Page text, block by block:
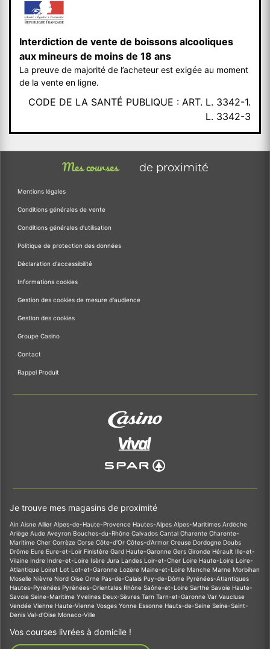
Interdiction de vente de boissons alcooliques
aux mineurs de moins de 18 ans
La preuve de majorité de l’acheteur est exigée au moment
de la vente en ligne.
CODE DE LA SANTÉ PUBLIQUE : ART. L. 3342-1.
L. 3342-3
Mes courses de proximité
Mentions légales
Conditions générales de vente
Conditions générales d'utilisation
Politique de protection des données
Déclaration d'accessibilité
Informations cookies
Gestion des cookies de mesure d'audience
Gestion des cookies
Groupe Casino
Contact
Rappel Produit
Je trouve mes magasins de proximité
Ain Aisne Allier Alpes-de-Haute-Provence Hautes-Alpes Alpes-Maritimes Ardèche
Ariège Aude Aveyron Bouches-du-Rhône Calvados Cantal Charente Charente-
Maritime Cher Corrèze Corse Côte-d'Or Côtes-d'Armor Creuse Dordogne Doubs
Drôme Eure Eure-et-Loir Finistère Gard Haute-Garonne Gers Gironde Hérault Ille-et-
Vilaine Indre Indre-et-Loire Isère Jura Landes Loir-et-Cher Loire Haute-Loire Loire-
Atlantique Loiret Lot Lot-et-Garonne Lozère Maine-et-Loire Manche Marne Morbihan
Moselle Nièvre Nord Oise Orne Pas-de-Calais Puy-de-Dôme Pyrénées-Atlantiques
Hautes-Pyrénées Pyrénées-Orientales Rhône Saône-et-Loire Sarthe Savoie Haute-
Savoie Seine-Maritime Yvelines Deux-Sèvres Tarn Tarn-et-Garonne Var Vaucluse
Vendée Vienne Haute-Vienne Vosges Yonne Essonne Hauts-de-Seine Seine-Saint-
Denis Val-d'Oise Monaco-Ville
Vos courses livrées à domicile !